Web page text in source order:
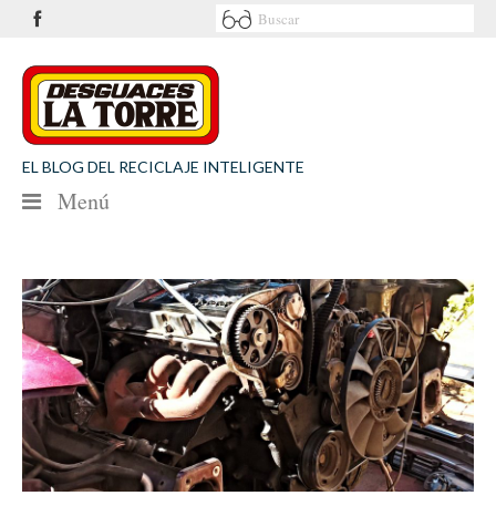
EL BLOG DEL RECICLAJE INTELIGENTE
Menú
SEGURIDAD VIAL
MEDIO AMBIENTE
PATROCINIOS
CONTACTO
Desguaces La Torre